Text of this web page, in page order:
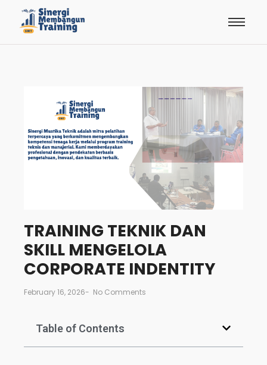
TRAINING TEKNIK DAN
SKILL MENGELOLA
CORPORATE INDENTITY
February 16, 2026- No Comments
Table of Contents